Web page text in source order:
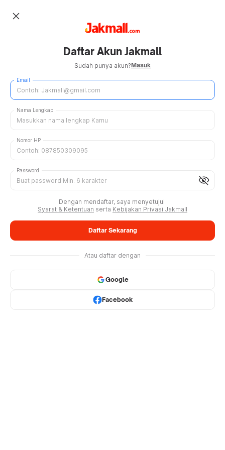
close
Daftar Akun Jakmall
Sudah punya akun?Masuk
Email
Nama Lengkap
Nomor HP
visibility_off
Password
Dengan mendaftar, saya menyetujui
Syarat & Ketentuan serta Kebijakan Privasi Jakmall
Daftar Sekarang
Atau daftar dengan
Google
Facebook